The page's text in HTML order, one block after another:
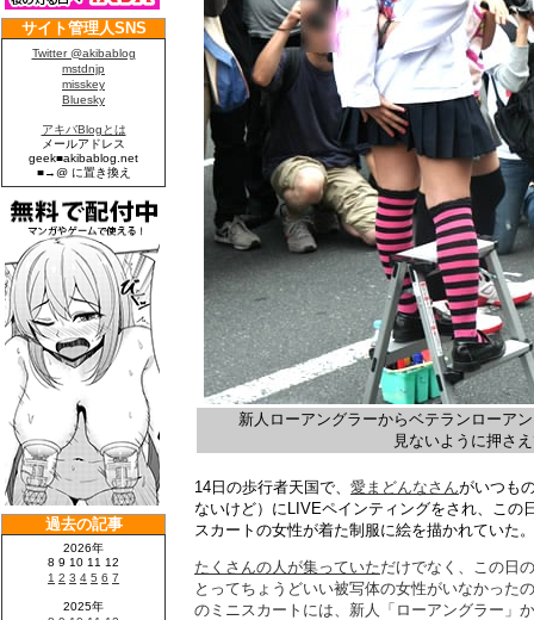
新人ローアングラーからベテランローア
見ないように押さ
14日の歩行者天国で、 愛まどんなさんがいつも
ないけど）にLIVEペインティングをされ、この
スカートの女性が着た制服に絵を描かれていた。
たくさんの人が集っていただけでなく、この日
とってちょうどいい被写体の女性がいなかった
のミニスカートには、新人「ローアングラー」